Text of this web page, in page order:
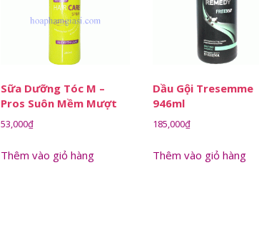
Sữa Dưỡng Tóc M –
Pros Suôn Mềm Mượt
53,000₫
Thêm vào giỏ hàng
Dầu Gội Tresemme
946ml
185,000₫
Thêm vào giỏ hàng